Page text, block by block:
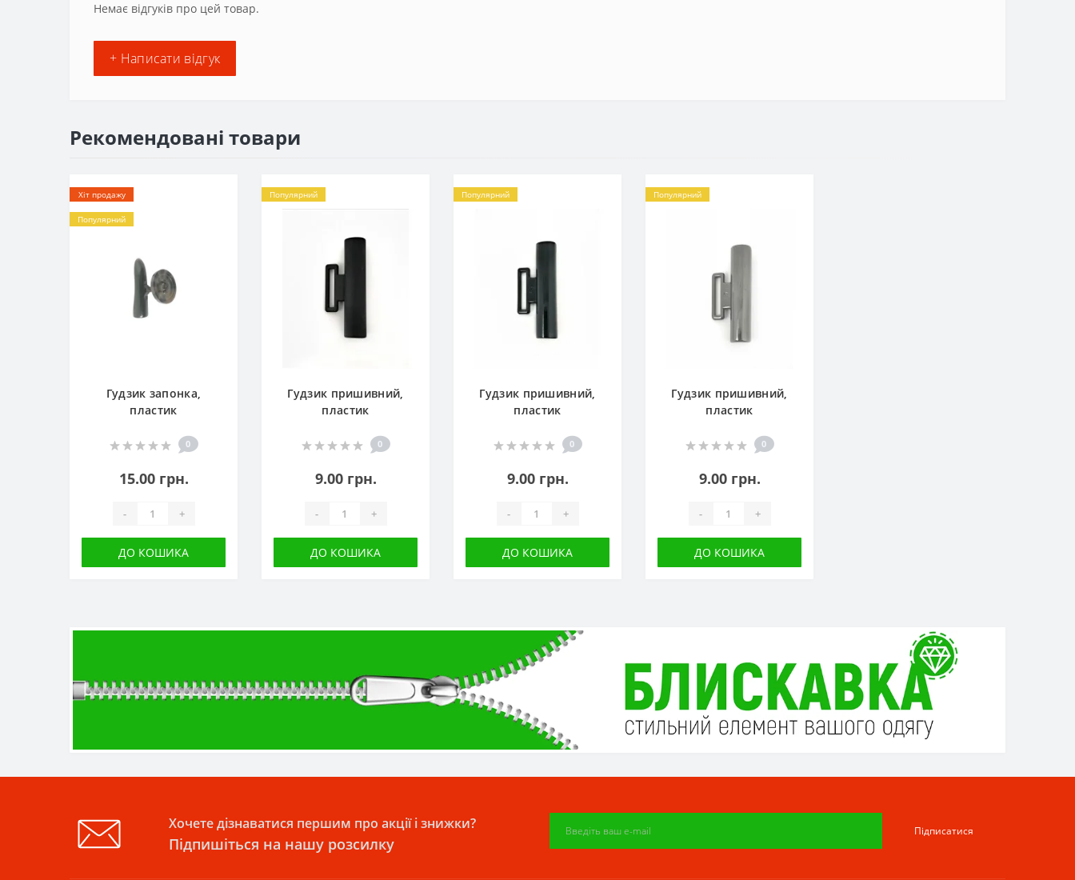
Немає відгуків про цей товар.
+ Написати відгук
Рекомендовані товари
Хіт продажу
Популярний
Гудзик запонка,
пластик
0
15.00 грн.
- +
ДО КОШИКА
Популярний
Гудзик пришивний,
пластик
0
9.00 грн.
- +
ДО КОШИКА
Популярний
Гудзик пришивний,
пластик
0
9.00 грн.
- +
ДО КОШИКА
Популярний
Гудзик пришивний,
пластик
0
9.00 грн.
- +
ДО КОШИКА
Хочете дізнаватися першим про акції і знижки?
Підпишіться на нашу розсилку
Підписатися